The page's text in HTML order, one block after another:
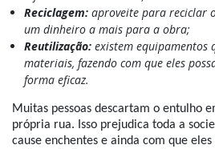
Reciclagem: aproveite para reciclar
um dinheiro a mais para a obra;
Reutilização: existem equipamentos
materiais, fazendo com que eles
forma eficaz.
Muitas pessoas descartam o entulho
própria rua. Isso prejudica toda a
cause enchentes e ainda com que